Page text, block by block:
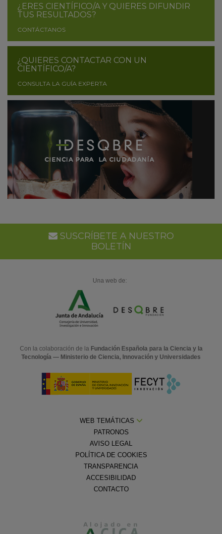
¿ERES CIENTÍFICO/A Y QUIERES DIFUNDIR
TUS RESULTADOS?
CONTÁCTANOS
¿QUIERES CONTACTAR CON UN
CIENTÍFICO/A?
CONSULTA LA GUÍA EXPERTA
SUSCRÍBETE A NUESTRO
BOLETÍN
Una web de:
Con la colaboración de la Fundación Española para la Ciencia y la
Tecnología — Ministerio de Ciencia, Innovación y Universidades
WEB TEMÁTICAS
PATRONOS
AVISO LEGAL
POLÍTICA DE COOKIES
TRANSPARENCIA
ACCESIBILIDAD
CONTACTO